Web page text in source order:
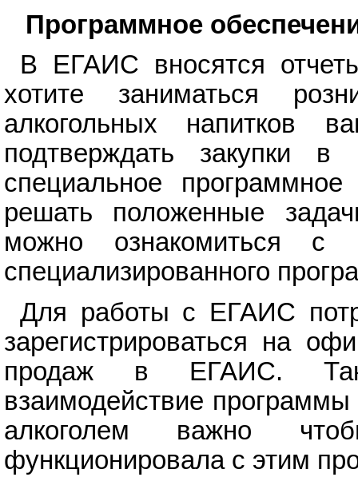
Программное
В ЕГАИС вносятся
хотите заниматься
алкогольных напитков
подтверждать закупки
специальное программное
решать положенные
можно ознакомиться с
специализированного
Для работы с ЕГАИС
зарегистрироваться на
продаж в ЕГАИС.
взаимодействие
алкоголем важно
функционировала с этим